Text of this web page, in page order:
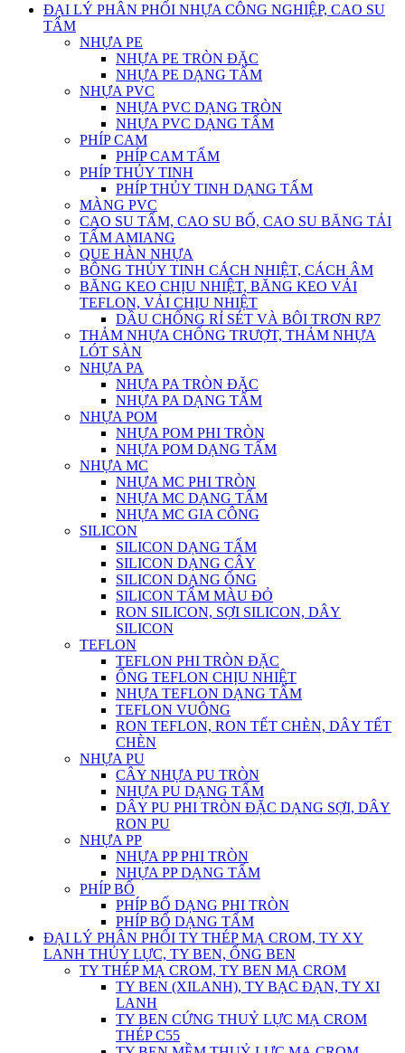
ĐẠI LÝ PHÂN PHỐI NHỰA CÔNG NGHIỆP, CAO SU
TẤM
NHỰA PE
NHỰA PE TRÒN ĐẶC
NHỰA PE DẠNG TẤM
NHỰA PVC
NHỰA PVC DẠNG TRÒN
NHỰA PVC DẠNG TẤM
PHÍP CAM
PHÍP CAM TẤM
PHÍP THỦY TINH
PHÍP THỦY TINH DẠNG TẤM
MÀNG PVC
CAO SU TẤM, CAO SU BỐ, CAO SU BĂNG TẢI
TẤM AMIANG
QUE HÀN NHỰA
BÔNG THỦY TINH CÁCH NHIỆT, CÁCH ÂM
BĂNG KEO CHỊU NHIỆT, BĂNG KEO VẢI
TEFLON, VẢI CHỊU NHIỆT
DẦU CHỐNG RỈ SÉT VÀ BÔI TRƠN RP7
THẢM NHỰA CHỐNG TRƯỢT, THẢM NHỰA
LÓT SÀN
NHỰA PA
NHỰA PA TRÒN ĐẶC
NHỰA PA DẠNG TẤM
NHỰA POM
NHỰA POM PHI TRÒN
NHỰA POM DẠNG TẤM
NHỰA MC
NHỰA MC PHI TRÒN
NHỰA MC DẠNG TẤM
NHỰA MC GIA CÔNG
SILICON
SILICON DẠNG TẤM
SILICON DẠNG CÂY
SILICON DẠNG ỐNG
SILICON TẤM MÀU ĐỎ
RON SILICON, SỢI SILICON, DÂY
SILICON
TEFLON
TEFLON PHI TRÒN ĐẶC
ỐNG TEFLON CHỊU NHIỆT
NHỰA TEFLON DẠNG TẤM
TEFLON VUÔNG
RON TEFLON, RON TẾT CHÈN, DÂY TẾT
CHÈN
NHỰA PU
CÂY NHỰA PU TRÒN
NHỰA PU DẠNG TẤM
DÂY PU PHI TRÒN ĐẶC DẠNG SỢI, DÂY
RON PU
NHỰA PP
NHỰA PP PHI TRÒN
NHỰA PP DẠNG TẤM
PHÍP BỐ
PHÍP BỐ DẠNG PHI TRÒN
PHÍP BỐ DẠNG TẤM
ĐẠI LÝ PHÂN PHỐI TY THÉP MẠ CROM, TY XY
LANH THỦY LỰC, TY BEN, ỐNG BEN
TY THÉP MẠ CROM, TY BEN MẠ CROM
TY BEN (XILANH), TY BẠC ĐẠN, TY XI
LANH
TY BEN CỨNG THUỶ LỰC MẠ CROM
THÉP C55